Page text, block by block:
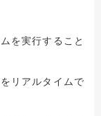
を実行すること
リアルタイムで